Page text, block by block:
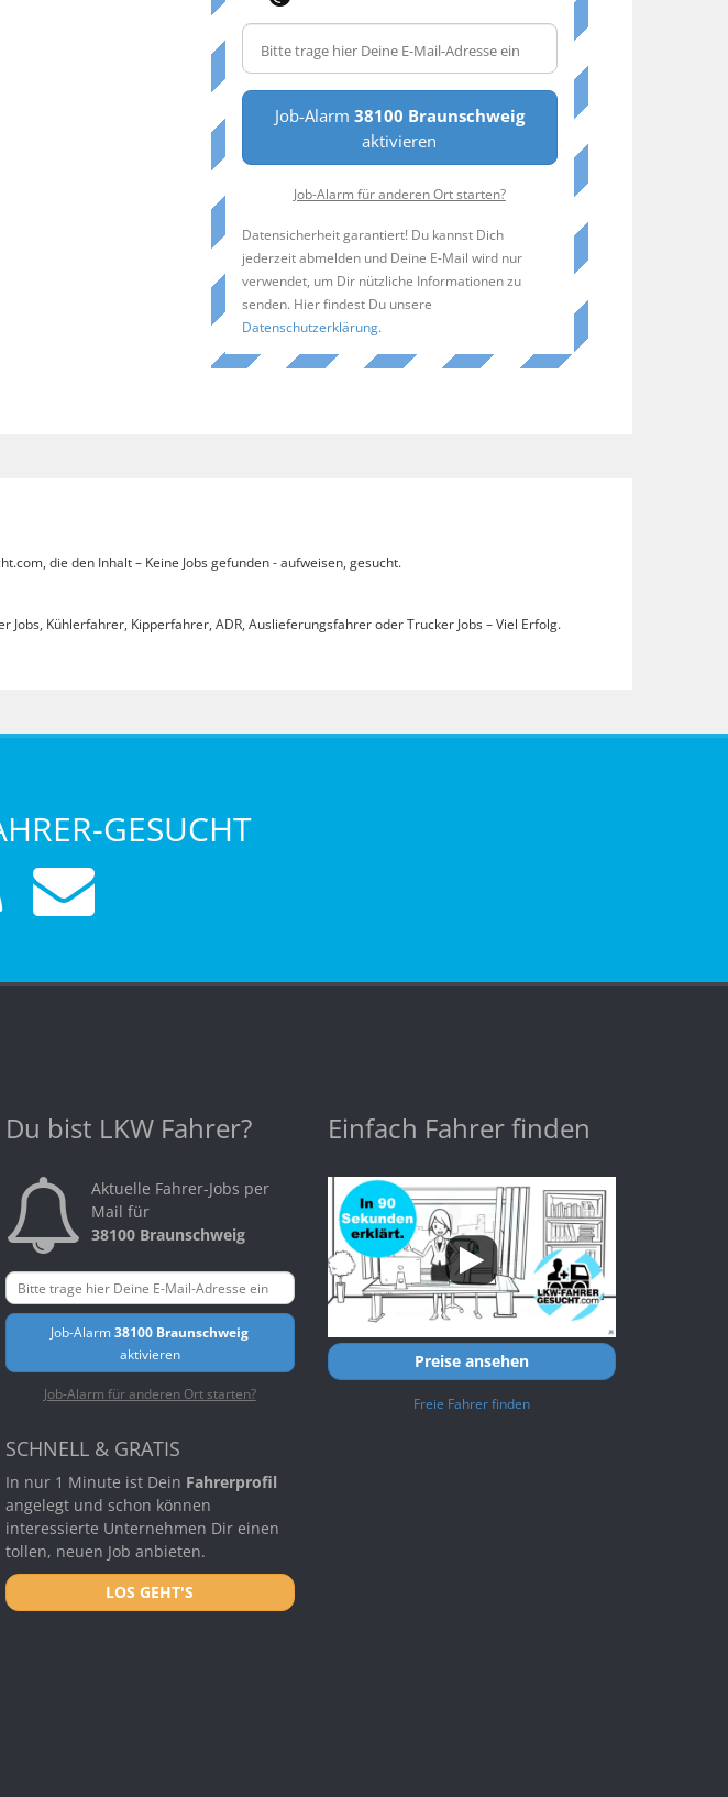
Job-Alarm 38100 Braunschweig
aktivieren
Job-Alarm für anderen Ort starten?
Datensicherheit garantiert! Du kannst Dich
jederzeit abmelden und Deine E-Mail wird nur
verwendet, um Dir nützliche Informationen zu
senden. Hier findest Du unsere
Datenschutzerklärung.
die den Inhalt – Keine Jobs gefunden - aufweisen, gesucht.
Kühlerfahrer, Kipperfahrer, ADR, Auslieferungsfahrer oder Trucker Jobs – Viel Erfolg.
GESUCHT
Du bist LKW Fahrer?
Aktuelle Fahrer-Jobs per
Mail für
38100 Braunschweig
Job-Alarm38100 Braunschweig
aktivieren
Job-Alarm für anderen Ort starten?
SCHNELL & GRATIS
In nur 1 Minute ist Dein Fahrerprofil
angelegt und schon können
interessierte Unternehmen Dir einen
tollen, neuen Job anbieten.
LOS GEHT'S
Einfach Fahrer finden
Preise ansehen
Freie Fahrer finden